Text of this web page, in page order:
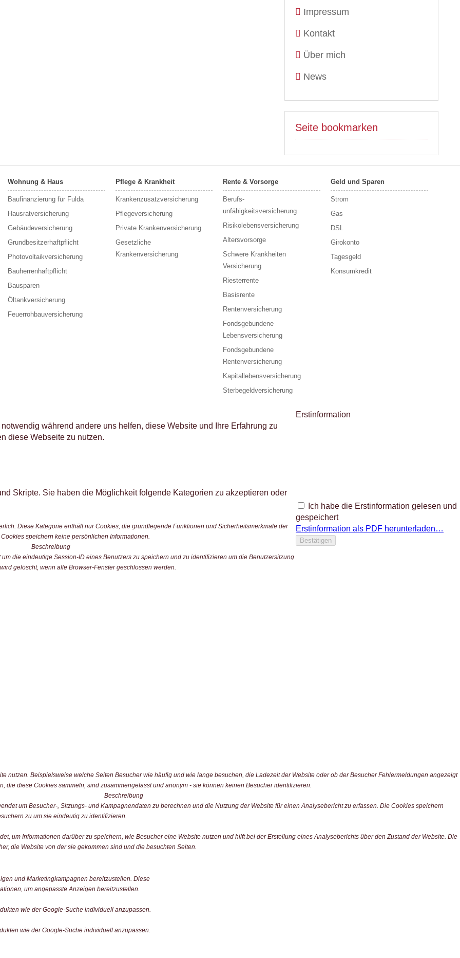
Impressum
Kontakt
Über mich
News
Seite bookmarken
Wohnung & Haus
Baufinanzierung für Fulda
Hausratversicherung
Gebäudeversicherung
Grundbesitzerhaftpflicht
Photovoltaikversicherung
Bauherrenhaftpflicht
Bausparen
Öltankversicherung
Feuerrohbauversicherung
Pflege & Krankheit
Krankenzusatzversicherung
Pflegeversicherung
Private Krankenversicherung
Gesetzliche
Krankenversicherung
Rente & Vorsorge
Berufs­
unfähigkeitsversicherung
Risikolebensversicherung
Altersvorsorge
Schwere Krankheiten
Versicherung
Riesterrente
Basisrente
Rentenversicherung
Fondsgebundene
Lebensversicherung
Fondsgebundene
Rentenversicherung
Kapitallebensversicherung
Sterbegeldversicherung
Geld und Sparen
Strom
Gas
DSL
Girokonto
Tagesgeld
Konsumkredit
Erstinformation
Ich habe die Erstinformation gelesen und
gespeichert
Erstinformation als PDF herunterladen…
Bestätigen
während andere uns helfen, diese Website und Ihre Erfahrung zu
diese Webseite zu nutzen.
Skripte. Sie haben die Möglichkeit folgende Kategorien zu akzeptieren oder
Diese Kategorie enthält nur Cookies, die grundlegende Funktionen und Sicherheitsmerkmale der
speichern keine persönlichen Informationen.
Beschreibung
die eindeutige Session-ID eines Benutzers zu speichern und zu identifizieren um die Benutzersitzung
gelöscht, wenn alle Browser-Fenster geschlossen werden.
nutzen. Beispielsweise welche Seiten Besucher wie häufig und wie lange besuchen, die Ladezeit der Website oder ob der Besucher Fehlermeldungen angezeigt
die diese Cookies sammeln, sind zusammengefasst und anonym - sie können keinen Besucher identifizieren.
Beschreibung
um Besucher-, Sitzungs- und Kampagnendaten zu berechnen und die Nutzung der Website für einen Analysebericht zu erfassen. Die Cookies speichern
zu um sie eindeutig zu identifizieren.
um Informationen darüber zu speichern, wie Besucher eine Website nutzen und hilft bei der Erstellung eines Analyseberichts über den Zustand der Website. Die
die Website von der sie gekommen sind und die besuchten Seiten.
und Marketingkampagnen bereitzustellen. Diese
um angepasste Anzeigen bereitzustellen.
wie der Google-Suche individuell anzupassen.
wie der Google-Suche individuell anzupassen.